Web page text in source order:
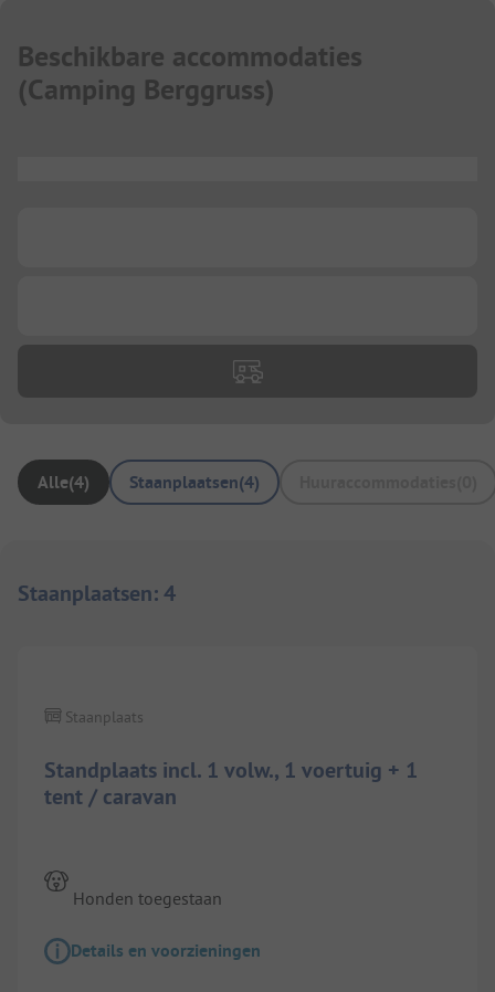
Beschikbare accommodaties
(Camping Berggruss)
Alle(4) Staanplaatsen(4)
Staanplaatsen:4
Standplaats incl. 1 volw., 1 voertuig + 1
tent / caravan
Staanplaats
Honden toegestaan
Details en voorzieningen